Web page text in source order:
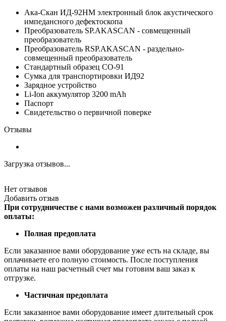
Ака-Скан ИД-92НМ электронный блок акустического
импедансного дефектоскопа
Преобразователь SP.AKASCAN - совмещенный
преобразователь
Преобразователь RSP.AKASCAN - раздельно-
совмещенный преобразователь
Стандартный образец СО-91
Сумка для транспортировки ИД92
Зарядное устройство
Li-Ion аккумулятор 3200 mAh
Паспорт
Свидетельство о первичной поверке
Отзывы
Загрузка отзывов...
Нет отзывов
Добавить отзыв
При сотрудничестве с нами возможен различный порядок
оплаты:
Полная предоплата
Если заказанное вами оборудование уже есть на складе, вы
оплачиваете его полную стоимость. После поступления
оплаты на наш расчетный счет мы готовим ваш заказ к
отгрузке.
Частичная предоплата
Если заказанное вами оборудование имеет длительный срок